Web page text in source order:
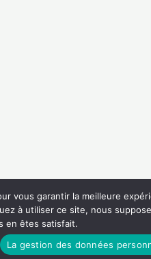
vous garantir la meilleure
à utiliser ce site, nous
en êtes satisfait.
La gestion des données